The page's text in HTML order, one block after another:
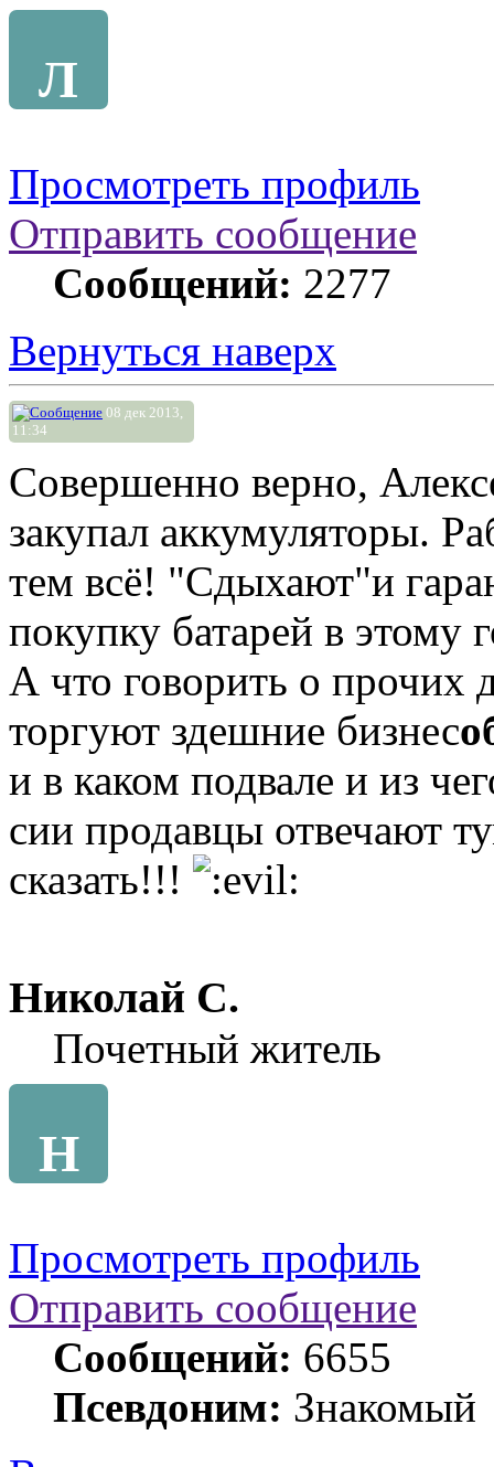
Л
Просмотреть профиль
Отправить сообщение
Сообщений: 2277
Вернуться наверх
08 дек 2013,
11:34
Совершенно верно,
закупал аккумуляторы.
тем всё! "Сдыхают"и
покупку батарей в этому
А что говорить о прочих
торгуют здешние бизнес
и в каком подвале и из
сии продавцы отвечают
сказать!!!
Николай С.
Почетный житель
Н
Просмотреть профиль
Отправить сообщение
Сообщений: 6655
Псевдоним: Знакомый